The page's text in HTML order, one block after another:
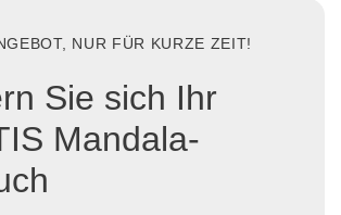
NUR FÜR KURZE ZEIT!
Sie sich Ihr
Mandala-